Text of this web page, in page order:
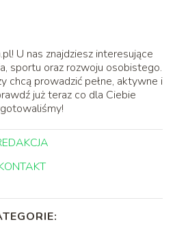
U nas znajdziesz interesujące
sportu oraz rozwoju osobistego.
chcą prowadzić pełne, aktywne i
już teraz co dla Ciebie